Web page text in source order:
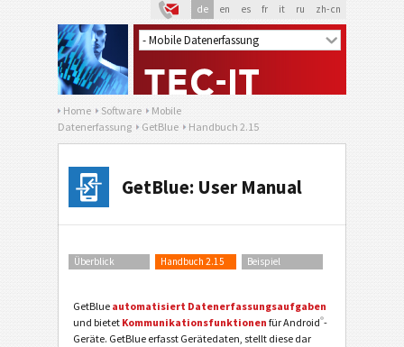
de en es fr it ru zh-cn
Home Software
Mobile
Datenerfassung
GetBlue Handbuch 2.15
GetBlue: User Manual
Überblick Handbuch 2.15 Beispiel
GetBlue automatisiert Datenerfassungsaufgaben
und bietet Kommunikationsfunktionen für Android®-
Geräte. GetBlue erfasst Gerätedaten, stellt diese dar